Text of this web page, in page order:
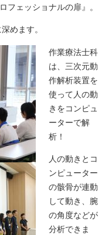
フェッショナルの扉』。
めます。
作業療法士科
は、三次元動
作解析装置を
使って人の動
きをコンピュ
ーターで解
析！
人の動きとコ
ンピューター
の骸骨が連動
して動き、腕
の角度などが
分析できま